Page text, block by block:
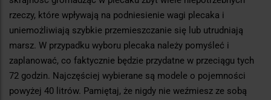
rzeczy, które wpływają na podniesienie wagi plecaka i
uniemożliwiają szybkie przemieszczanie się lub utrudniają
marsz. W przypadku wyboru plecaka należy pomyśleć i
zaplanować, co faktycznie będzie przydatne w przeciągu tych
72 godzin. Najczęściej wybierane są modele o pojemności
powyżej 40 litrów. Pamiętaj, że nigdy nie weźmiesz ze sobą